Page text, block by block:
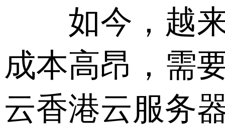
如今，越来
成本高昂，需
云香港云服务